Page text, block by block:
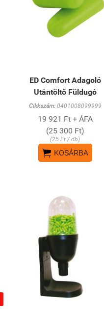
ED Comfort Adagoló
Utántöltő Füldugó
Cikkszám:0401008099999
19 921 Ft + ÁFA
(25 300 Ft)
(25 Ft / db)
 KOSÁRBA